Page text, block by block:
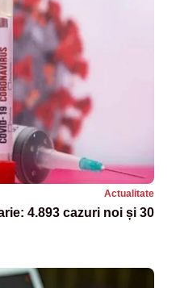
Actualitate
4.893 cazuri noi și 30